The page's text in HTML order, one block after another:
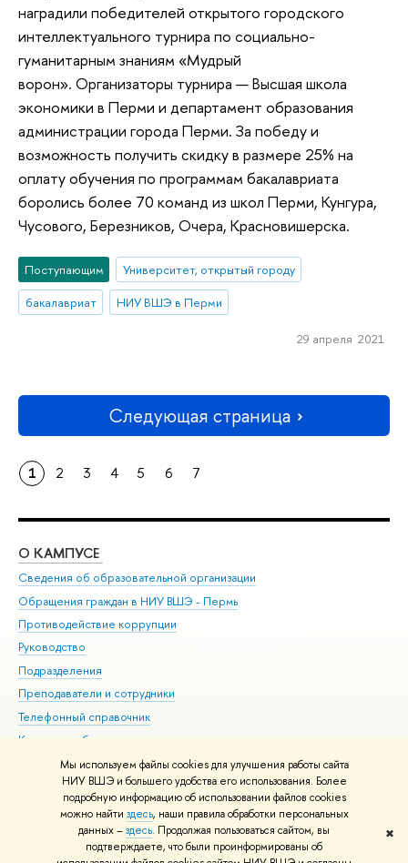
Мы используем файлы cookies для улучшения работы сайта
НИУ ВШЭ и большего удобства его использования. Более
подробную информацию об использовании файлов cookies
можно найти здесь, наши правила обработки персональных
данных –здесь. Продолжая пользоваться сайтом, вы
подтверждаете, что были проинформированы об
✖
наградили победителей открытого городского
интеллектуального турнира по социально-
гуманитарным знаниям «Мудрый
ворон». Организаторы турнира — Высшая школа
экономики в Перми и департамент образования
администрации города Перми. За победу и
возможность получить скидку в размере 25% на
оплату обучения по программам бакалавриата
боролись более 70 команд из школ Перми, Кунгура,
Чусового, Березников, Очера, Красновишерска.
Поступающим
Университет, открытый городу
бакалавриат
НИУ ВШЭ в Перми
29 апреля 2021
Следующая страница
1 2 3 4 5 6 7
О КАМПУСЕ
Сведения об образовательной организации
Обращения граждан в НИУ ВШЭ - Пермь
Противодействие коррупции
Руководство
Подразделения
Преподаватели и сотрудники
Телефонный справочник
Корпуса и общежития
ВШЭ для студентов с ограниченными возможностями
здоровья и инвалидностью
Единая платежная страница